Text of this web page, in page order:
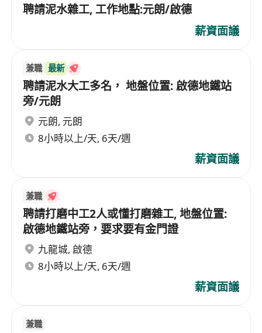
聘請泥水雜工, 工作地點:元朗/啟德
薪資面議
兼職 最新
聘請泥水大工多名， 地盤位置: 啟德地鐵站
旁/元朗
元朗, 元朗
8小時以上/天, 6天/週
薪資面議
兼職
聘請打磨中工2人或懂打磨雜工, 地盤位置:
啟德地鐵站旁，要求要有金門證
九龍城, 啟德
8小時以上/天, 6天/週
薪資面議
兼職